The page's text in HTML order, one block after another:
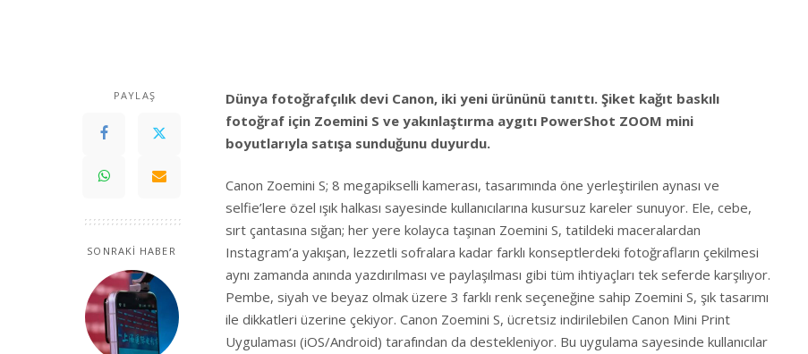
PAYLAŞ
SONRAKİ HABER
Dünya fotoğrafçılık devi Canon, iki yeni ürününü tanıttı. Şiket kağıt baskılı
fotoğraf için Zoemini S ve yakınlaştırma aygıtı PowerShot ZOOM mini
boyutlarıyla satışa sunduğunu duyurdu.
Canon Zoemini S; 8 megapikselli kamerası, tasarımında öne yerleştirilen aynası ve
selfie’lere özel ışık halkası sayesinde kullanıcılarına kusursuz kareler sunuyor. Ele, cebe,
sırt çantasına sığan; her yere kolayca taşınan Zoemini S, tatildeki maceralardan
Instagram’a yakışan, lezzetli sofralara kadar farklı konseptlerdeki fotoğrafların çekilmesi
aynı zamanda anında yazdırılması ve paylaşılması gibi tüm ihtiyaçları tek seferde karşılıyor.
Pembe, siyah ve beyaz olmak üzere 3 farklı renk seçeneğine sahip Zoemini S, şık tasarımı
ile dikkatleri üzerine çekiyor. Canon Zoemini S, ücretsiz indirilebilen Canon Mini Print
Uygulaması (iOS/Android) tarafından da destekleniyor. Bu uygulama sayesinde kullanıcılar